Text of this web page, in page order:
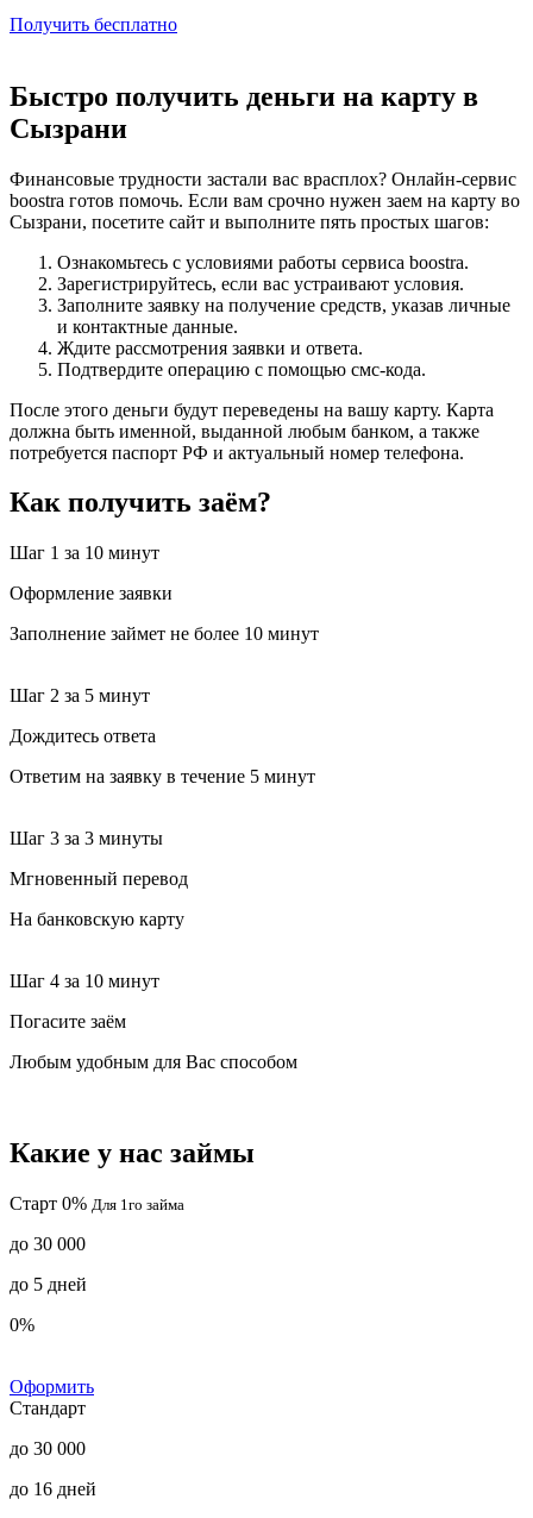
Получить бесплатно
Быстро получить деньги на карту в
Сызрани
Финансовые трудности застали вас врасплох? Онлайн-сервис
boostra готов помочь. Если вам срочно нужен заем на карту во
Сызрани, посетите сайт и выполните пять простых шагов:
Ознакомьтесь с условиями работы сервиса boostra.
Зарегистрируйтесь, если вас устраивают условия.
Заполните заявку на получение средств, указав личные
и контактные данные.
Ждите рассмотрения заявки и ответа.
Подтвердите операцию с помощью смс-кода.
После этого деньги будут переведены на вашу карту. Карта
должна быть именной, выданной любым банком, а также
потребуется паспорт РФ и актуальный номер телефона.
Как получить заём?
Шаг 1 за 10 минут
Оформление заявки
Заполнение займет не более 10 минут
Шаг 2 за 5 минут
Дождитесь ответа
Ответим на заявку в течение 5 минут
Шаг 3 за 3 минуты
Мгновенный перевод
На банковскую карту
Шаг 4 за 10 минут
Погасите заём
Любым удобным для Вас способом
Какие у нас займы
Старт 0% Для 1го займа
до 30 000
до 5 дней
0%
Оформить
Стандарт
до 30 000
до 16 дней